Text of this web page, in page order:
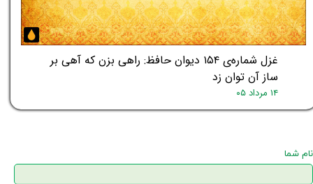
غزل شماره‌ی ۱۵۴ دیوان حافظ: راهی بزن که آهی بر
ساز آن توان زد
۱۴ مرداد ۰۵
نام شما